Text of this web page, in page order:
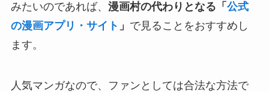
みたいのであれば、 漫画村の代わりとなる「 公式
の漫画アプリ・サイト 」 で見ることをおすすめし
ます。
人気マンガなので、ファンとしては合法な方法で